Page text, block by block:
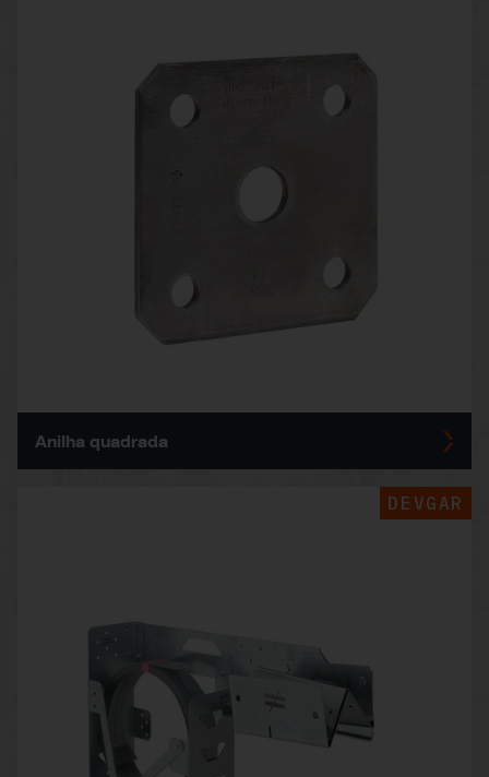
Anilha quadrada
DEVGAR